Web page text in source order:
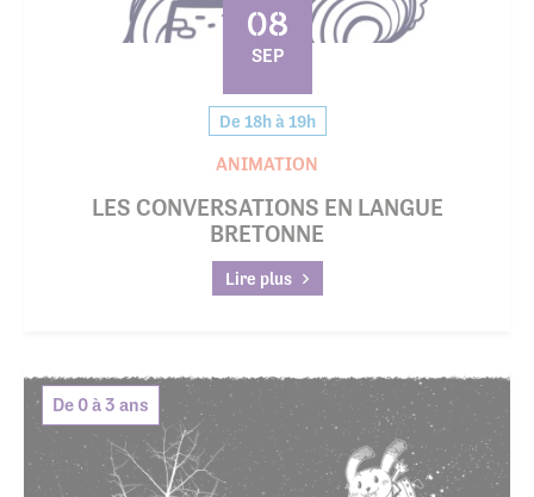
08
SEP
De 18h à 19h
ANIMATION
LES CONVERSATIONS EN LANGUE
BRETONNE
Lire plus
De 0 à 3 ans